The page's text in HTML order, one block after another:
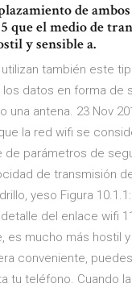
de
que el medio de
y sensible a.
también este
los datos en forma de
una antena. 23 Nov
la red wifi se
de parámetros de
de transmisión
yeso Figura
del enlace wifi
es mucho más hostil
conveniente,
tu teléfono. Cuando la